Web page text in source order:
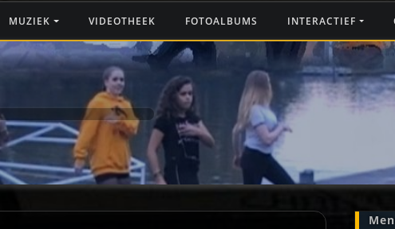
MUZIEK VIDEOTHEEK FOTOALBUMS INTERACTIEF